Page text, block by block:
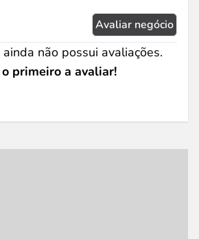
Avaliar negócio
não possui avaliações.
o primeiro a avaliar!